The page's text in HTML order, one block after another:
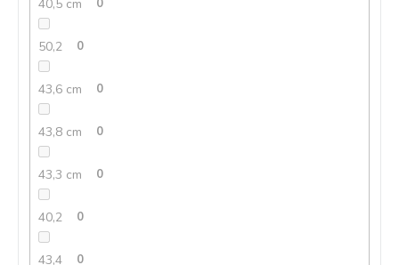
40,5 cm
50,2 0
43,6 cm 0
43,8 cm 0
43,3 cm 0
40,2 0
43,4 0